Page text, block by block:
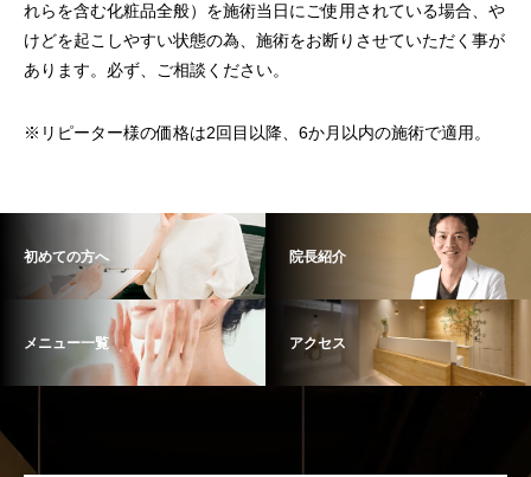
れらを含む化粧品全般）を施術当日にご使用されている場合、や
けどを起こしやすい状態の為、施術をお断りさせていただく事が
あります。必ず、ご相談ください。
※リピーター様の価格は2回目以降、6か月以内の施術で適用。
初めての方へ 院長紹介
メニュー一覧 アクセス